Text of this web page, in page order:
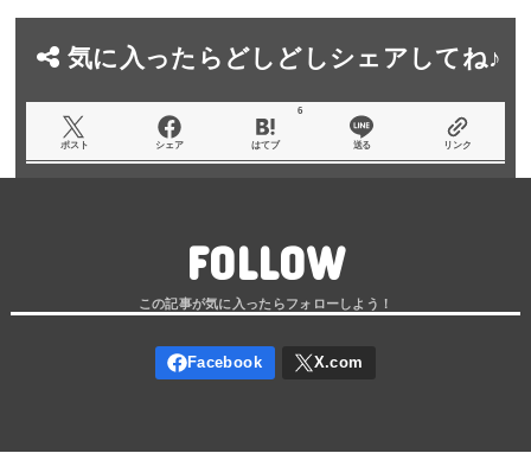
気に入ったらどしどしシェアしてね♪
ポスト シェア はてブ
6
送る リンク
FOLLOW